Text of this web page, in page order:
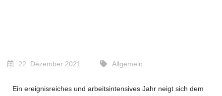
22. Dezember 2021 Allgemein
Ein ereignisreiches und arbeitsintensives Jahr neigt sich dem